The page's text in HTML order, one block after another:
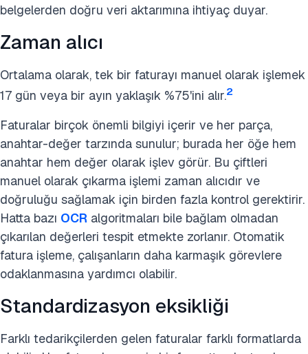
belgelerden doğru veri aktarımına ihtiyaç duyar.
Zaman alıcı
Ortalama olarak, tek bir faturayı manuel olarak işlemek
17 gün veya bir ayın yaklaşık %75'ini alır.2
Faturalar birçok önemli bilgiyi içerir ve her parça,
anahtar-değer tarzında sunulur; burada her öğe hem
anahtar hem değer olarak işlev görür. Bu çiftleri
manuel olarak çıkarma işlemi zaman alıcıdır ve
doğruluğu sağlamak için birden fazla kontrol gerektirir.
Hatta bazı OCR algoritmaları bile bağlam olmadan
çıkarılan değerleri tespit etmekte zorlanır. Otomatik
fatura işleme, çalışanların daha karmaşık görevlere
odaklanmasına yardımcı olabilir.
Standardizasyon eksikliği
Farklı tedarikçilerden gelen faturalar farklı formatlarda